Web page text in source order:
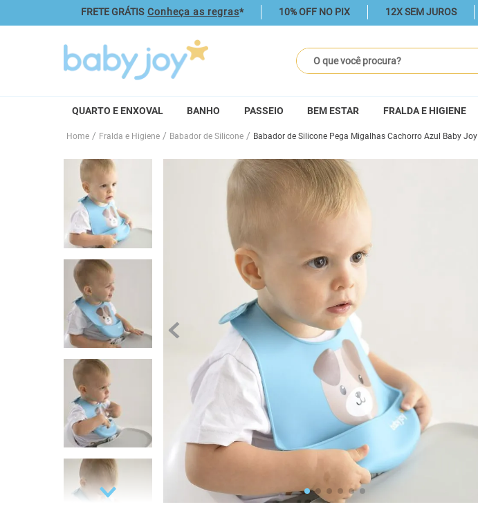
FRETE GRÁTIS Conheça as regras* 10% OFF NO PIX 12X SEM JUROS
O que você procura?
QUARTO E ENXOVAL BANHO PASSEIO BEM ESTAR FRALDA E HIGIENE
Fralda e Higiene Babador de Silicone Babador de Silicone Pega Migalhas Cachorro Azul Baby Joy